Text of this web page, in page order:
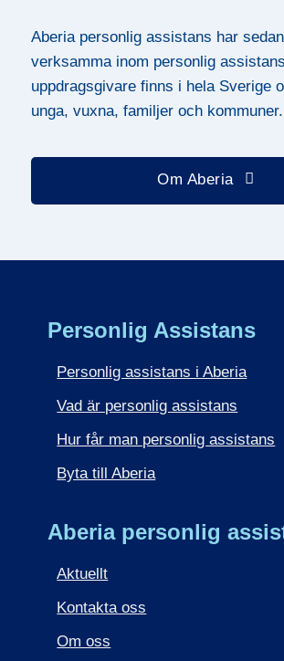
Aberia personlig assistans har
verksamma inom personlig
uppdragsgivare finns i hela Sverige
unga, vuxna, familjer och kommuner.
Om Aberia
Personlig Assistans
Personlig assistans i Aberia
Vad är personlig assistans
Hur får man personlig assistans
Byta till Aberia
Aberia personlig
Aktuellt
Kontakta oss
Om oss